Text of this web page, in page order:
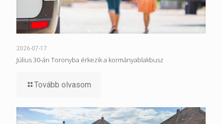
2026-07-17
Július 30-án Toronyba érkezik a kormányablakbusz
Tovább olvasom